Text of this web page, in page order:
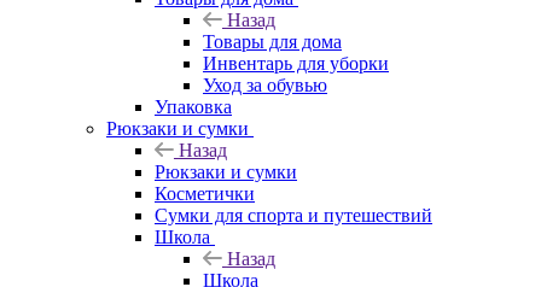
Назад
Товары для дома
Инвентарь для уборки
Уход за обувью
Упаковка
Рюкзаки и сумки
Назад
Рюкзаки и сумки
Косметички
Сумки для спорта и путешествий
Школа
Назад
Школа